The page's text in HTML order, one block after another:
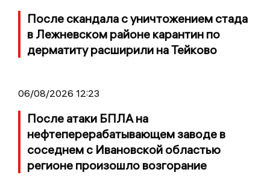
После скандала с уничтожением стада
в Лежневском районе карантин по
дерматиту расширили на Тейково
06/08/2026 12:23
После атаки БПЛА на
нефтеперерабатывающем заводе в
соседнем с Ивановской областью
регионе произошло возгорание